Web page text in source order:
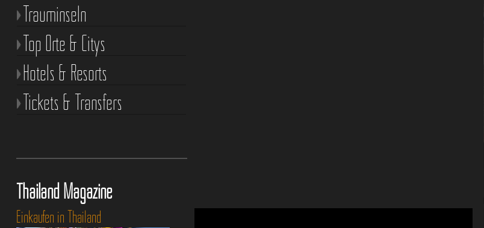
Trauminseln
Top Orte & Citys
Hotels & Resorts
Tickets & Transfers
Thailand Magazine
Einkaufen in Thailand